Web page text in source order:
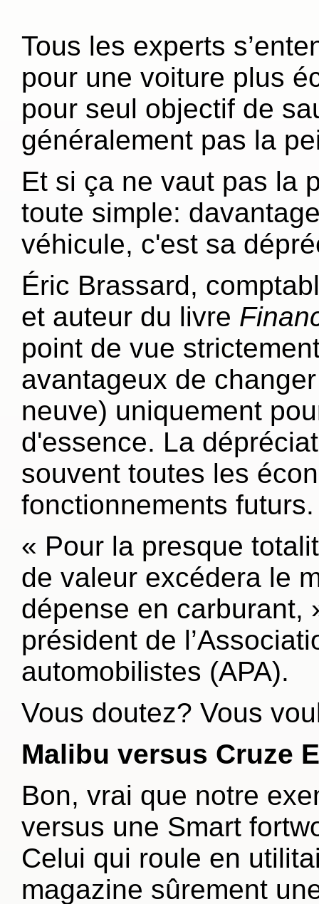
Tous les experts
pour une voiture plus
pour seul objectif de
généralement pas la
Et si ça ne vaut pas la
toute simple:
véhicule, c'est sa
Éric Brassard,
et auteur du livre
point de vue
avantageux de
neuve) uniquement
d'essence. La
souvent toutes les
fonctionnements
« Pour la presque
de valeur excédera le
dépense en carburant,
président de
automobilistes (APA).
Vous doutez? Vous
Malibu versus Cruze
Bon, vrai que notre
versus une Smart
Celui qui roule en
magazine sûrement